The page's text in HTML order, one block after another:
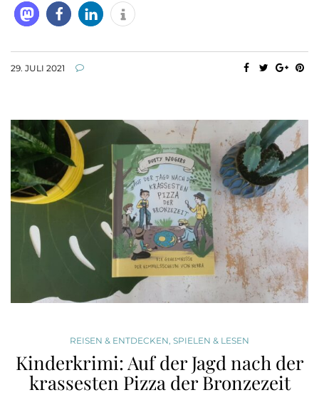
29. JULI 2021
REISEN & ENTDECKEN SPIELEN & LESEN
Kinderkrimi: Auf der Jagd nach der
krassesten Pizza der Bronzezeit